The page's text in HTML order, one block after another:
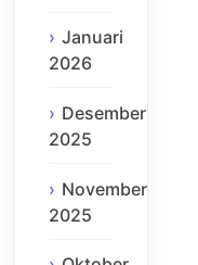
Januari
2026
Desember
2025
November
2025